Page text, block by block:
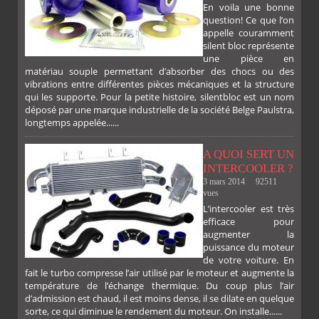
FACEBOOKTWITTERGOOGLEPINTEREST
PLUS
En voila une bonne
question! Ce que l’on
appelle couramment
silent bloc représente
une pièce en
matériau souple permettant d’absorber des chocs ou des
vibrations entre différentes pièces mécaniques et la structure
qui les supporte. Pour la petite histoire, silentbloc est un nom
déposé par une marque industrielle de la société Belge Paulstra,
longtemps appelée......
A QUOI SERT UN
INTERCOOLER ?
3 mars 2014
92511
vues
L’intercooler est très
efficace pour
augmenter la
puissance du moteur
de votre voiture. En
fait le turbo compresse l’air utilisé par le moteur et augmente la
température de l’échange thermique. Du coup plus l’air
d’admission est chaud, il est moins dense, il se dilate en quelque
sorte, ce qui diminue le rendement du moteur. On installe......